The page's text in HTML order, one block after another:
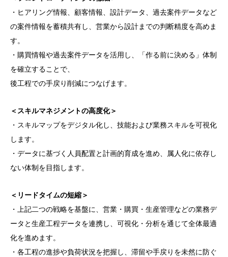
・ヒアリング情報、顧客情報、設計データ、過去案件データなど
の案件情報を蓄積共有し、営業から設計までの判断精度を高めま
す。
・購買情報や過去案件データを活用し、「作る前に決める」体制
を確立することで、
後工程での手戻り削減につなげます。
＜スキルマネジメントの高度化＞
・スキルマップをデジタル化し、技能および業務スキルを可視化
します。
・データに基づく人員配置と計画的育成を進め、属人化に依存し
ない体制を目指します。
＜リードタイムの短縮＞
・上記二つの戦略を基盤に、営業・購買・生産管理などの業務デ
ータと生産工程データを連携し、可視化・分析を通じて全体最適
化を進めます。
・各工程の進捗や負荷状況を把握し、滞留や手戻りを未然に防ぐ